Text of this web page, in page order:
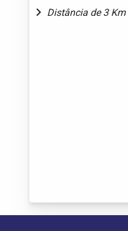
Distância de 3 Km